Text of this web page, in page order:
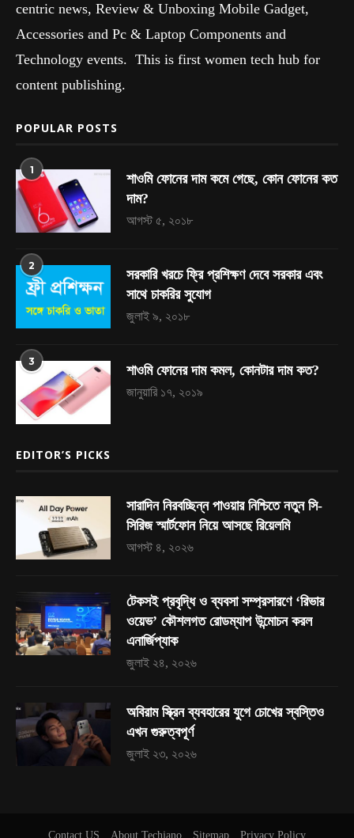
centric news, Review & Unboxing Mobile Gadget,
Accessories and Pc & Laptop Components and
Technology events. This is first women tech hub for
content publishing.
POPULAR POSTS
1
শাওমি ফোনের দাম কমে গেছে, কোন ফোনের কত
দাম?
আগস্ট ৫, ২০১৮
2
সরকারি খরচে ফ্রি প্রশিক্ষণ দেবে সরকার এবং
সাথে চাকরির সুযোগ
জুলাই ৯, ২০১৮
3
শাওমি ফোনের দাম কমল, কোনটার দাম কত?
জানুয়ারি ১৭, ২০১৯
EDITOR’S PICKS
সারাদিন নিরবচ্ছিন্ন পাওয়ার নিশ্চিতে নতুন সি-
সিরিজ স্মার্টফোন নিয়ে আসছে রিয়েলমি
আগস্ট ৪, ২০২৬
টেকসই প্রবৃদ্ধি ও ব্যবসা সম্প্রসারণে ‘রিভার
ওয়েভ’ কৌশলগত রোডম্যাপ উন্মোচন করল
এনার্জিপ্যাক
জুলাই ২৪, ২০২৬
অবিরাম স্ক্রিন ব্যবহারের যুগে চোখের স্বস্তিও
এখন গুরুত্বপূর্ণ
জুলাই ২৩, ২০২৬
Contact US About Techjano Sitemap Privacy Policy